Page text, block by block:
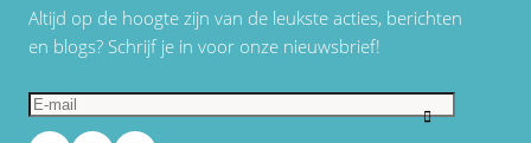
Altijd op de hoogte zijn van de leukste acties, berichten
en blogs? Schrijf je in voor onze nieuwsbrief!